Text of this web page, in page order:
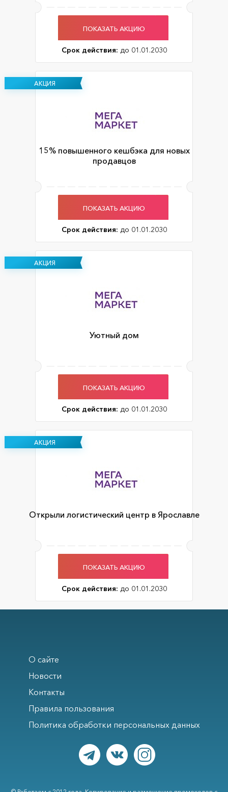
ПОКАЗАТЬ АКЦИЮ
Срок действия: до 01.01.2030
АКЦИЯ
15% повышенного кешбэка для новых
продавцов
ПОКАЗАТЬ АКЦИЮ
Срок действия: до 01.01.2030
АКЦИЯ
Уютный дом
ПОКАЗАТЬ АКЦИЮ
Срок действия: до 01.01.2030
АКЦИЯ
Открыли логистический центр в Ярославле
ПОКАЗАТЬ АКЦИЮ
Срок действия: до 01.01.2030
О сайте
Новости
Контакты
Правила пользования
Политика обработки персональных данных